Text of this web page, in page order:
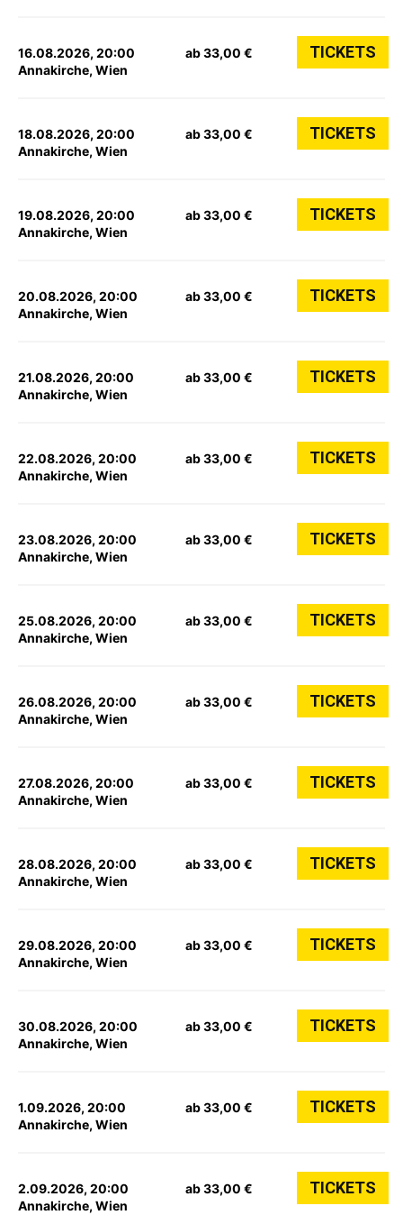
16.08.2026, 20:00
Annakirche, Wien
ab 33,00 € TICKETS
18.08.2026, 20:00
Annakirche, Wien
ab 33,00 € TICKETS
19.08.2026, 20:00
Annakirche, Wien
ab 33,00 € TICKETS
20.08.2026, 20:00
Annakirche, Wien
ab 33,00 € TICKETS
21.08.2026, 20:00
Annakirche, Wien
ab 33,00 € TICKETS
22.08.2026, 20:00
Annakirche, Wien
ab 33,00 € TICKETS
23.08.2026, 20:00
Annakirche, Wien
ab 33,00 € TICKETS
25.08.2026, 20:00
Annakirche, Wien
ab 33,00 € TICKETS
26.08.2026, 20:00
Annakirche, Wien
ab 33,00 € TICKETS
27.08.2026, 20:00
Annakirche, Wien
ab 33,00 € TICKETS
28.08.2026, 20:00
Annakirche, Wien
ab 33,00 € TICKETS
29.08.2026, 20:00
Annakirche, Wien
ab 33,00 € TICKETS
30.08.2026, 20:00
Annakirche, Wien
ab 33,00 € TICKETS
1.09.2026, 20:00
Annakirche, Wien
ab 33,00 € TICKETS
2.09.2026, 20:00
Annakirche, Wien
ab 33,00 € TICKETS